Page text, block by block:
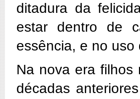
ditadura da
estar dentro de
essência, e no uso
Na nova era
décadas